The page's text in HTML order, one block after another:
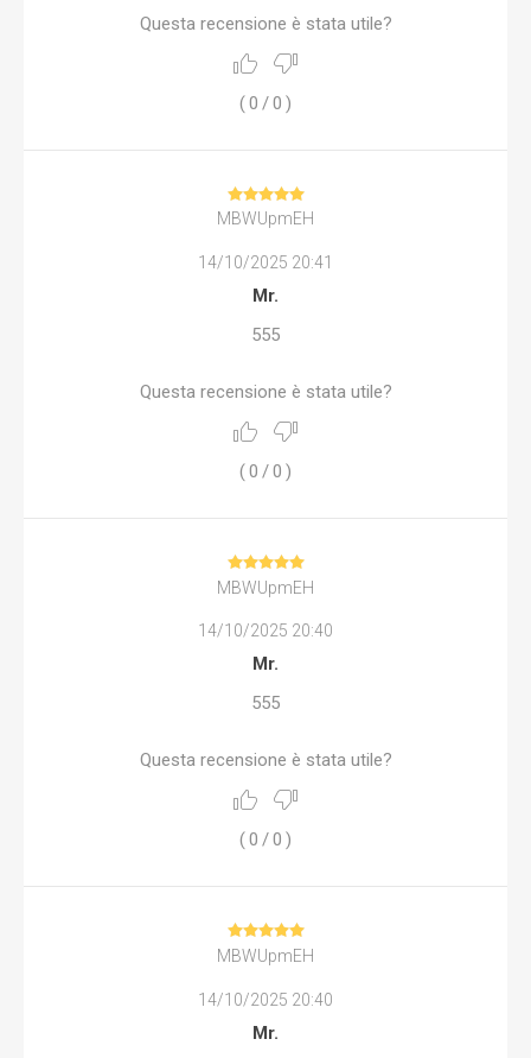
Questa recensione è stata utile?
(0 /0 )
MBWUpmEH
14/10/2025 20:41
Mr.
555
Questa recensione è stata utile?
(0 /0 )
MBWUpmEH
14/10/2025 20:40
Mr.
555
Questa recensione è stata utile?
( 0 /0 )
MBWUpmEH
14/10/2025 20:40
Mr.